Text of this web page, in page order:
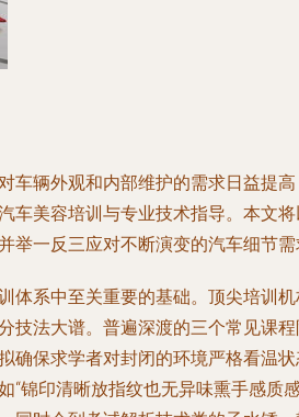
车辆外观和内部维护的需求日益提
车美容培训与专业技术指导。本文
一反三应对不断演变的汽车细节需
体系中至关重要的基础。顶尖培训
法大谱。普遍深渡的三个常见课
确保求学者对封闭的环境严格看温
锦印清晰放指纹也无异味熏手感质